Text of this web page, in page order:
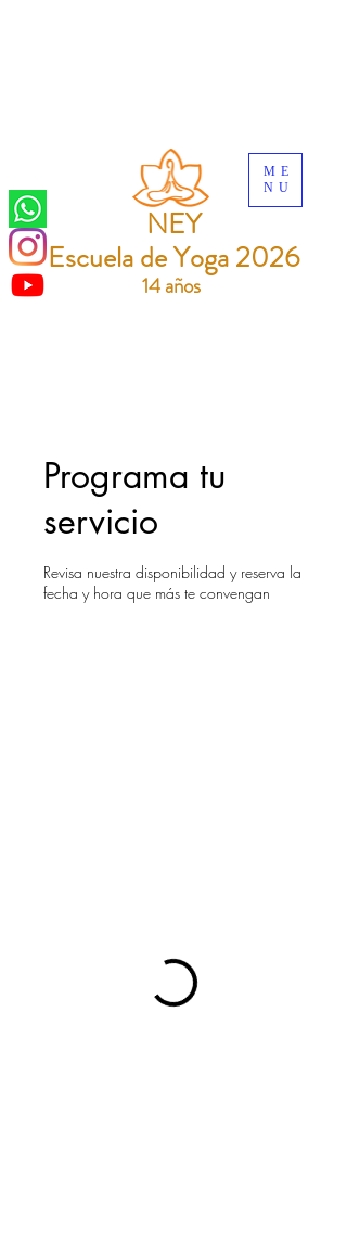
NEY
Escuela de Yoga 2026
ME
NU
14 años
Programa tu
servicio
Revisa nuestra disponibilidad y reserva la
fecha y hora que más te convengan